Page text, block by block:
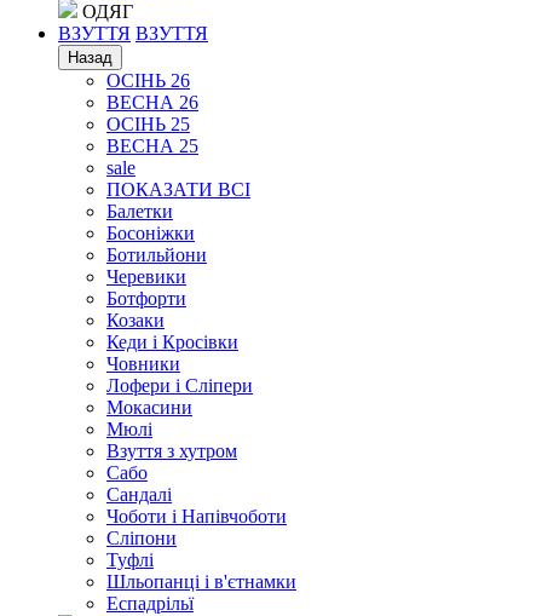
ОДЯГ
ВЗУТТЯ ВЗУТТЯ
Назад
ОСІНЬ 26
ВЕСНА 26
ОСІНЬ 25
ВЕСНА 25
sale
ПОКАЗАТИ ВСІ
Балетки
Босоніжки
Ботильйони
Черевики
Ботфорти
Козаки
Кеди і Кросівки
Човники
Лофери і Сліпери
Мокасини
Мюлі
Взуття з хутром
Сабо
Сандалі
Чоботи і Напівчоботи
Сліпони
Туфлі
Шльопанці і в'єтнамки
Еспадрільї